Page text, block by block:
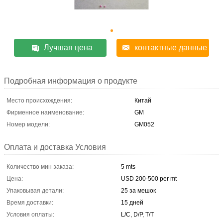
Лучшая цена контактные данные
Подробная информация о продукте
Место происхождения:
Китай
Фирменное наименование:
GM
Номер модели:
GM052
Оплата и доставка Условия
Количество мин заказа:
5 mts
Цена:
USD 200-500 per mt
Упаковывая детали:
25 за мешок
Время доставки:
15 дней
Условия оплаты:
L/C, D/P, T/T